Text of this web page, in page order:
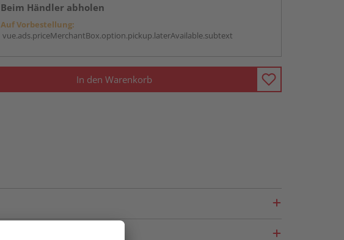
Beim Händler abholen
Auf Vorbestellung:
vue.ads.priceMerchantBox.option.pickup.laterAvailable.subtext
In den Warenkorb